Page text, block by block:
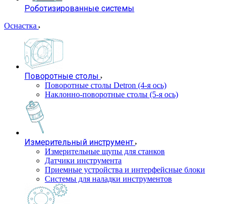
Роботизированные системы
Оснастка
Поворотные столы
Поворотные столы Detron (4-я ось)
Наклонно-поворотные столы (5-я ось)
Измерительный инструмент
Измерительные щупы для станков
Датчики инструмента
Приемные устройства и интерфейсные блоки
Системы для наладки инструментов